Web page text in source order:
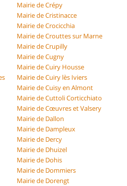
Mairie de Crépy
Mairie de Cristinacce
Mairie de Crocicchia
Mairie de Crouttes sur Marne
Mairie de Crupilly
Mairie de Cugny
Mairie de Cuiry Housse
Mairie de Cuiry lès Iviers
Mairie de Cuisy en Almont
Mairie de Cuttoli Corticchiato
Mairie de Cœuvres et Valsery
Mairie de Dallon
Mairie de Dampleux
Mairie de Dercy
Mairie de Dhuizel
Mairie de Dohis
Mairie de Dommiers
Mairie de Dorengt